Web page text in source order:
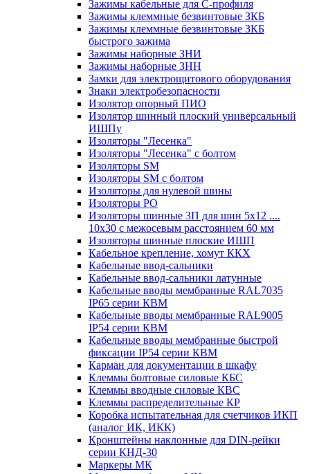
Зажимы кабельные для С-профиля
Зажимы клеммные безвинтовые ЗКБ
Зажимы клеммные безвинтовые ЗКБ
быстрого зажима
Зажимы наборные ЗНИ
Зажимы наборные ЗНН
Замки для электрощитового оборудования
Знаки электробезопасности
Изолятор опорный ПИО
Изолятор шинный плоский универсальный
ИШПу
Изоляторы "Лесенка"
Изоляторы "Лесенка" с болтом
Изоляторы SM
Изоляторы SM c болтом
Изоляторы для нулевой шины
Изоляторы РО
Изоляторы шинные 3П для шин 5х12 ....
10х30 с межосевым расстоянием 60 мм
Изоляторы шинные плоские ИШП
Кабельное крепление, хомут ККХ
Кабельные ввод-сальники
Кабельные ввод-сальники латунные
Кабельные вводы мембранные RAL7035
IP65 серии КВМ
Кабельные вводы мембранные RAL9005
IP54 серии КВМ
Кабельные вводы мембранные быстрой
фиксации IP54 серии КВМ
Карман для документации в шкафу
Клеммы болтовые силовые КБС
Клеммы вводные силовые КВС
Клеммы распределительные КР
Коробка испытательная для счетчиков ИКП
(аналог ИК, ИКК)
Кронштейны наклонные для DIN-рейки
серии КНД-30
Маркеры МК